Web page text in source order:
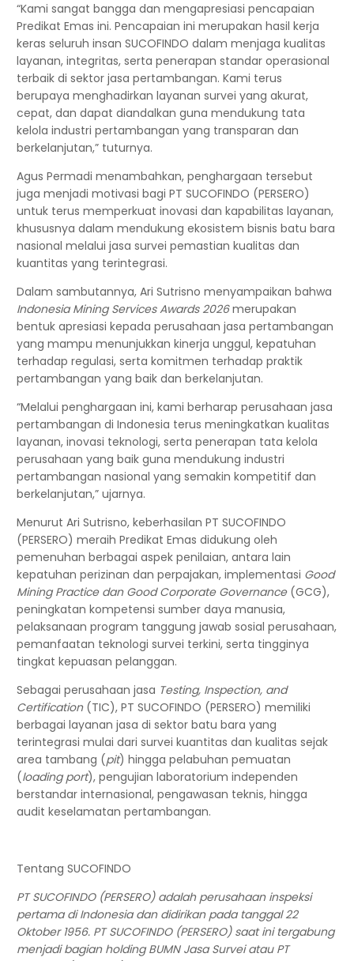
“Kami sangat bangga dan mengapresiasi pencapaian
Predikat Emas ini. Pencapaian ini merupakan hasil kerja
keras seluruh insan SUCOFINDO dalam menjaga kualitas
layanan, integritas, serta penerapan standar operasional
terbaik di sektor jasa pertambangan. Kami terus
berupaya menghadirkan layanan survei yang akurat,
cepat, dan dapat diandalkan guna mendukung tata
kelola industri pertambangan yang transparan dan
berkelanjutan,” tuturnya.
Agus Permadi menambahkan, penghargaan tersebut
juga menjadi motivasi bagi PT SUCOFINDO (PERSERO)
untuk terus memperkuat inovasi dan kapabilitas layanan,
khususnya dalam mendukung ekosistem bisnis batu bara
nasional melalui jasa survei pemastian kualitas dan
kuantitas yang terintegrasi.
Dalam sambutannya, Ari Sutrisno menyampaikan bahwa
Indonesia Mining Services Awards 2026merupakan
bentuk apresiasi kepada perusahaan jasa pertambangan
yang mampu menunjukkan kinerja unggul, kepatuhan
terhadap regulasi, serta komitmen terhadap praktik
pertambangan yang baik dan berkelanjutan.
“Melalui penghargaan ini, kami berharap perusahaan jasa
pertambangan di Indonesia terus meningkatkan kualitas
layanan, inovasi teknologi, serta penerapan tata kelola
perusahaan yang baik guna mendukung industri
pertambangan nasional yang semakin kompetitif dan
berkelanjutan,” ujarnya.
Menurut Ari Sutrisno, keberhasilan PT SUCOFINDO
(PERSERO) meraih Predikat Emas didukung oleh
pemenuhan berbagai aspek penilaian, antara lain
kepatuhan perizinan dan perpajakan, implementasi Good
Mining Practice dan Good Corporate Governance(GCG),
peningkatan kompetensi sumber daya manusia,
pelaksanaan program tanggung jawab sosial perusahaan,
pemanfaatan teknologi survei terkini, serta tingginya
tingkat kepuasan pelanggan.
Sebagai perusahaan jasa Testing, Inspection, and
Certification(TIC), PT SUCOFINDO (PERSERO) memiliki
berbagai layanan jasa di sektor batu bara yang
terintegrasi mulai dari survei kuantitas dan kualitas sejak
area tambang (pit) hingga pelabuhan pemuatan
(loading port), pengujian laboratorium independen
berstandar internasional, pengawasan teknis, hingga
audit keselamatan pertambangan.
Tentang SUCOFINDO
PT SUCOFINDO (PERSERO) adalah perusahaan inspeksi
pertama di Indonesia dan didirikan pada tanggal 22
Oktober 1956. PT SUCOFINDO (PERSERO) saat ini tergabung
menjadi bagian holding BUMN Jasa Survei atau PT